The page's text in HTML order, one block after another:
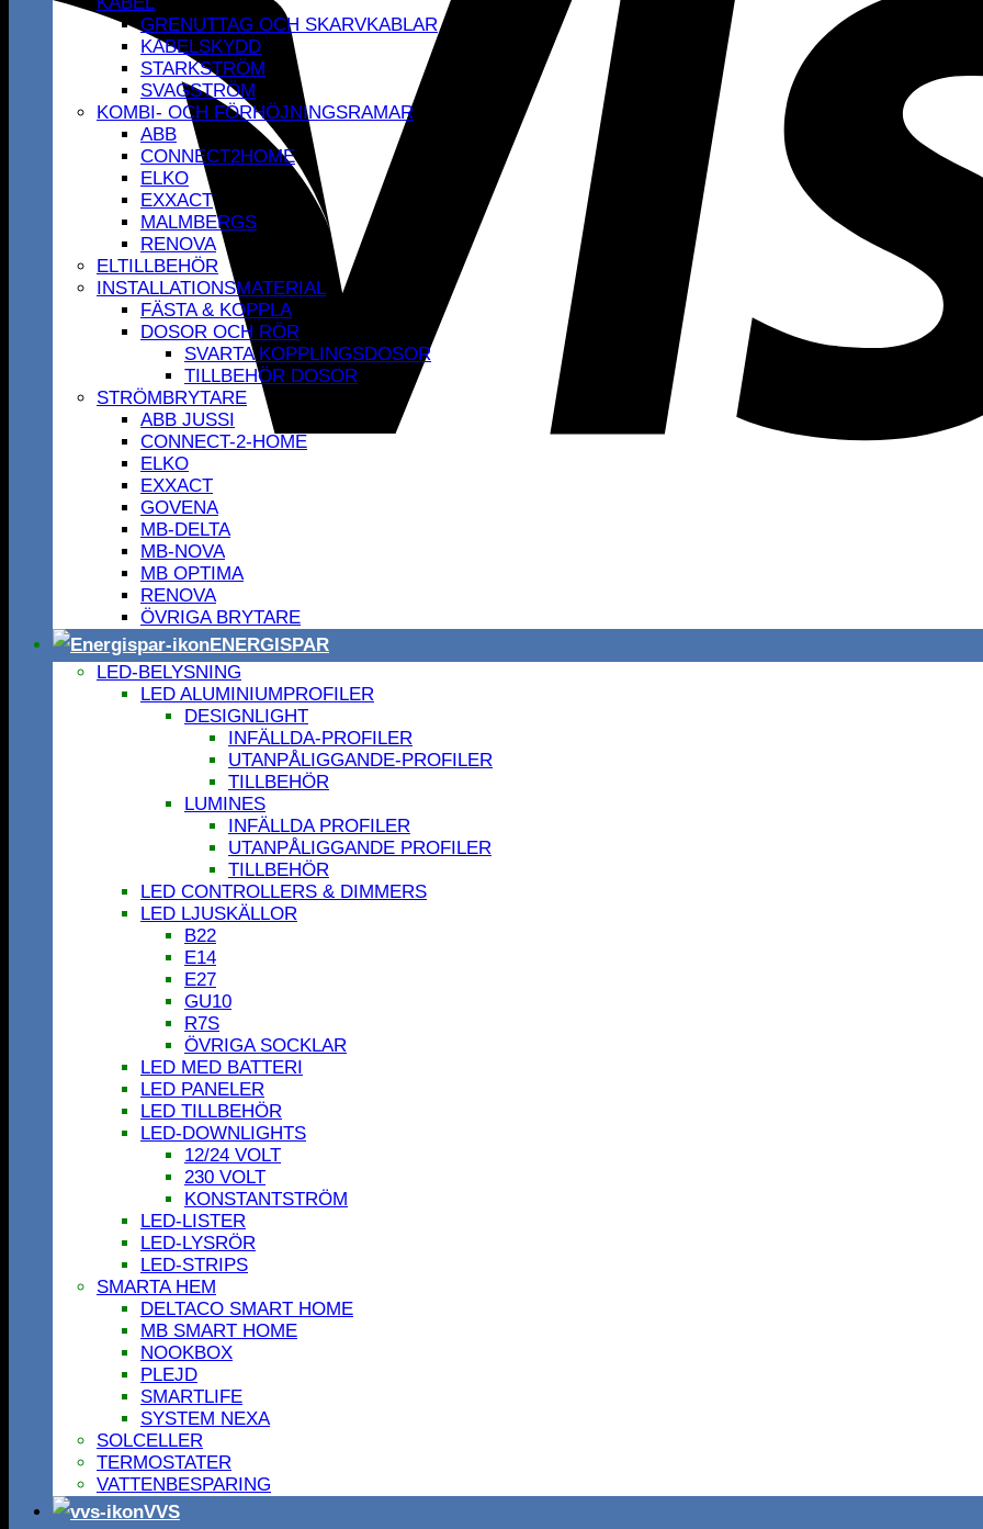
GRENUTTAG OCH SKARVKABLAR
KABELSKYDD
STARKSTRÖM
SVAGSTRÖM
KOMBI- OCH FÖRHÖJNINGSRAMAR
ABB
CONNECT2HOME
ELKO
EXXACT
MALMBERGS
RENOVA
ELTILLBEHÖR
INSTALLATIONSMATERIAL
FÄSTA & KOPPLA
DOSOR OCH RÖR
SVARTA KOPPLINGSDOSOR
TILLBEHÖR DOSOR
STRÖMBRYTARE
ABB JUSSI
CONNECT-2-HOME
ELKO
EXXACT
GOVENA
MB-DELTA
MB-NOVA
MB OPTIMA
RENOVA
ÖVRIGA BRYTARE
ENERGISPAR
LED-BELYSNING
LED ALUMINIUMPROFILER
DESIGNLIGHT
INFÄLLDA-PROFILER
UTANPÅLIGGANDE-PROFILER
TILLBEHÖR
LUMINES
INFÄLLDA PROFILER
UTANPÅLIGGANDE PROFILER
TILLBEHÖR
LED CONTROLLERS & DIMMERS
LED LJUSKÄLLOR
B22
E14
E27
GU10
R7S
ÖVRIGA SOCKLAR
LED MED BATTERI
LED PANELER
LED TILLBEHÖR
LED-DOWNLIGHTS
12/24 VOLT
230 VOLT
KONSTANTSTRÖM
LED-LISTER
LED-LYSRÖR
LED-STRIPS
SMARTA HEM
DELTACO SMART HOME
MB SMART HOME
NOOKBOX
PLEJD
SMARTLIFE
SYSTEM NEXA
SOLCELLER
TERMOSTATER
VATTENBESPARING
VVS